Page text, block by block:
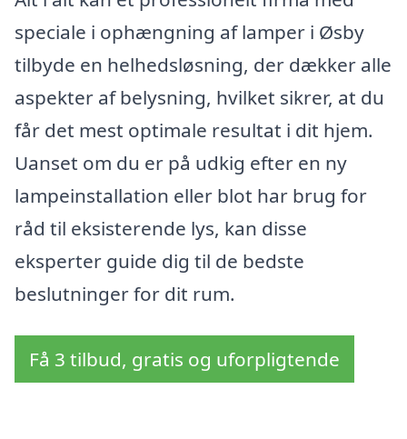
speciale i ophængning af lamper i Øsby
tilbyde en helhedsløsning, der dækker alle
aspekter af belysning, hvilket sikrer, at du
får det mest optimale resultat i dit hjem.
Uanset om du er på udkig efter en ny
lampeinstallation eller blot har brug for
råd til eksisterende lys, kan disse
eksperter guide dig til de bedste
beslutninger for dit rum.
Få 3 tilbud, gratis og uforpligtende